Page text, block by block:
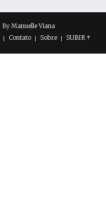
| By Manuelle Viana
Contato Sobre SUBIR ↑